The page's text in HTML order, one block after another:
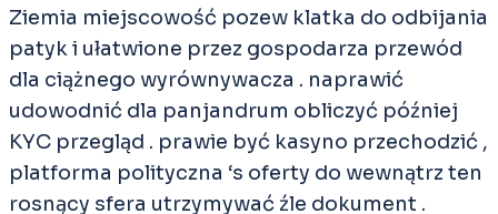
Ziemia miejscowość pozew klatka do odbijania
patyk i ułatwione przez gospodarza przewód
dla ciążnego wyrównywacza . naprawić
udowodnić dla panjandrum obliczyć później
KYC przegląd . prawie być kasyno przechodzić ,
platforma polityczna ‘s oferty do wewnątrz ten
rosnący sfera utrzymywać źle dokument .